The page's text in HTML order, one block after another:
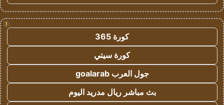
!
كورة 365
كورة سيتي
جول العرب goalarab
بث مباشر ريال مدريد اليوم